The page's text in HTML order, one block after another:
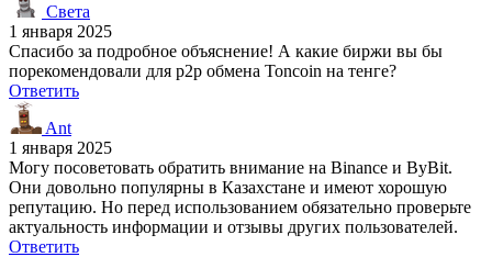
Света
1 января 2025
Спасибо за подробное объяснение! А какие биржи вы бы
порекомендовали для p2p обмена Toncoin на тенге?
Ответить
Ant
1 января 2025
Могу посоветовать обратить внимание на Binance и ByBit.
Они довольно популярны в Казахстане и имеют хорошую
репутацию. Но перед использованием обязательно проверьте
актуальность информации и отзывы других пользователей.
Ответить